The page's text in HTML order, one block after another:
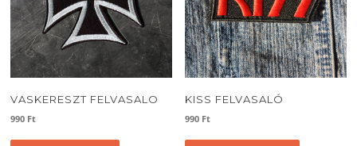
VASKERESZT FELVASALO
990 Ft
KISS FELVASALÓ
990 Ft